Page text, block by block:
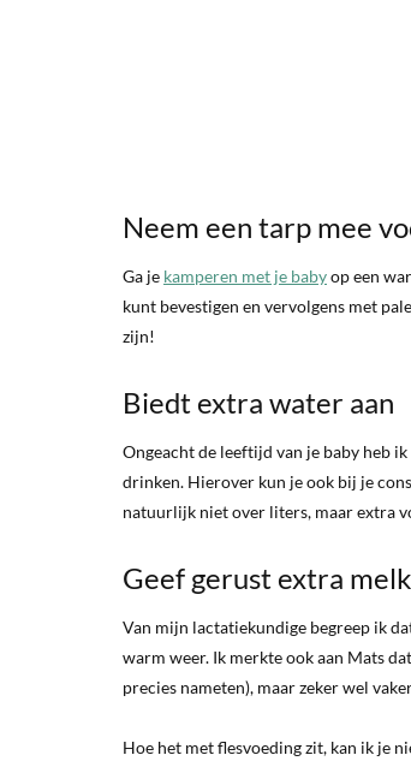
Neem een tarp mee
Ga je kamperen met je babyop een
kunt bevestigen en vervolgens met
zijn!
Biedt extra water aan
Ongeacht de leeftijd van je baby heb
drinken. Hierover kun je ook bij je
natuurlijk niet over liters, maar extra
Geef gerust extra melk
Van mijn lactatiekundige begreep ik
warm weer. Ik merkte ook aan Mats
precies nameten), maar zeker wel
Hoe het met flesvoeding zit, kan ik je